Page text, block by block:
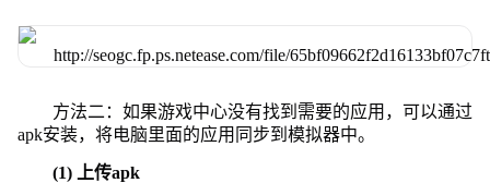
方法二：如果游戏中心没有找到需要的应用，可以通过
apk安装，将电脑里面的应用同步到模拟器中。
(1) 上传apk